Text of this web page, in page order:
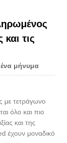
και τις
μήνυμα
με τετράγωνο
όλο και πιο
και της
έχουν μοναδικό